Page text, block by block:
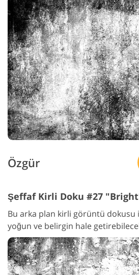
Özgür
Şeffaf Kirli Doku #27
Bu arka plan kirli görüntü dokusu
yoğun ve belirgin hale